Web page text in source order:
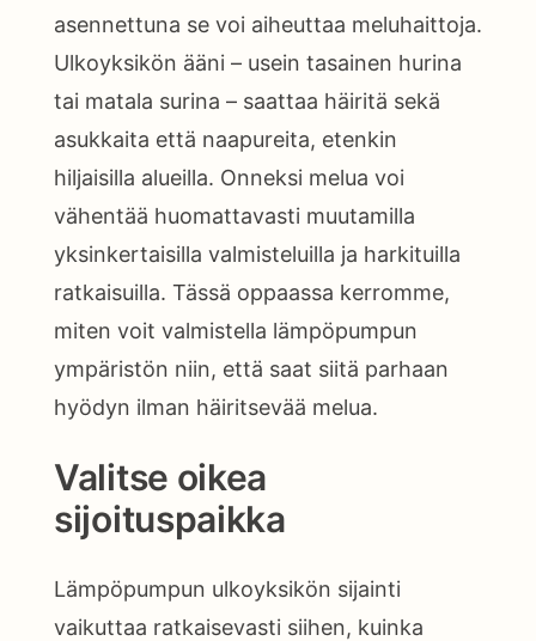
asennettuna se voi aiheuttaa meluhaittoja.
Ulkoyksikön ääni – usein tasainen hurina
tai matala surina – saattaa häiritä sekä
asukkaita että naapureita, etenkin
hiljaisilla alueilla. Onneksi melua voi
vähentää huomattavasti muutamilla
yksinkertaisilla valmisteluilla ja harkituilla
ratkaisuilla. Tässä oppaassa kerromme,
miten voit valmistella lämpöpumpun
ympäristön niin, että saat siitä parhaan
hyödyn ilman häiritsevää melua.
Valitse oikea
sijoituspaikka
Lämpöpumpun ulkoyksikön sijainti
vaikuttaa ratkaisevasti siihen, kuinka